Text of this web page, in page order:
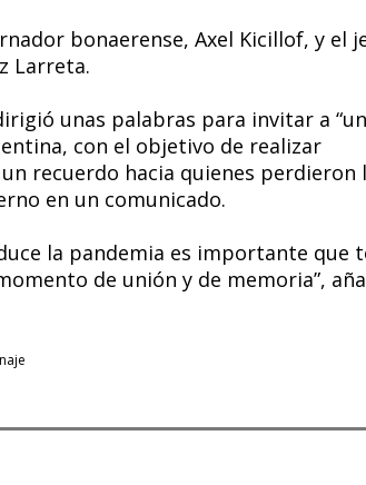
bonaerense, Axel Kicillof, y el
Larreta.
unas palabras para invitar a “un
con el objetivo de realizar
recuerdo hacia quienes perdieron
en un comunicado.
la pandemia es importante que
de unión y de memoria”,